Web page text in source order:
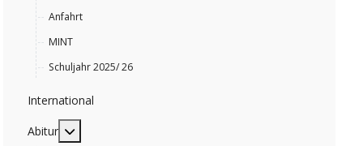
Anfahrt
MINT
Schuljahr 2025/ 26
International
Abitur
MOD_MENU_TOGGLE_SUBMENU_LABEL